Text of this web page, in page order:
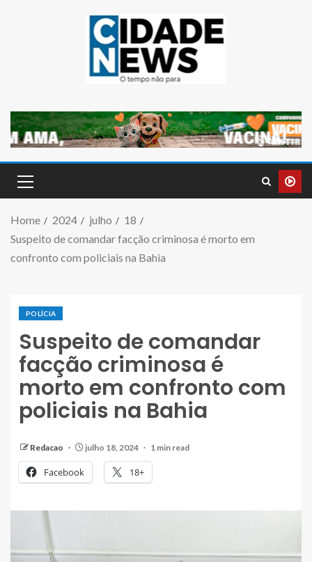
Home 2024 julho
18
Suspeito de comandar facção criminosa é morto em
confronto com policiais na Bahia
POLÍCIA
Suspeito de comandar
facção criminosa é
morto em confronto com
policiais na Bahia
Redacao julho 18, 2024 1 min read
Facebook 18+